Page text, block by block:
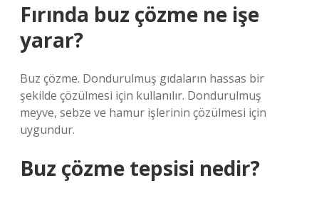
Fırında buz çözme ne işe
yarar?
Buz çözme. Dondurulmuş gıdaların hassas bir
şekilde çözülmesi için kullanılır. Dondurulmuş
meyve, sebze ve hamur işlerinin çözülmesi için
uygundur.
Buz çözme tepsisi nedir?